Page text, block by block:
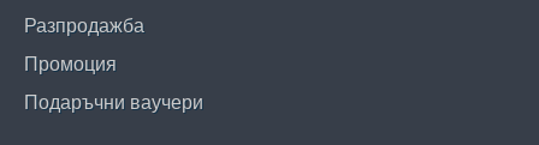
Разпродажба
Промоция
Подаръчни ваучери